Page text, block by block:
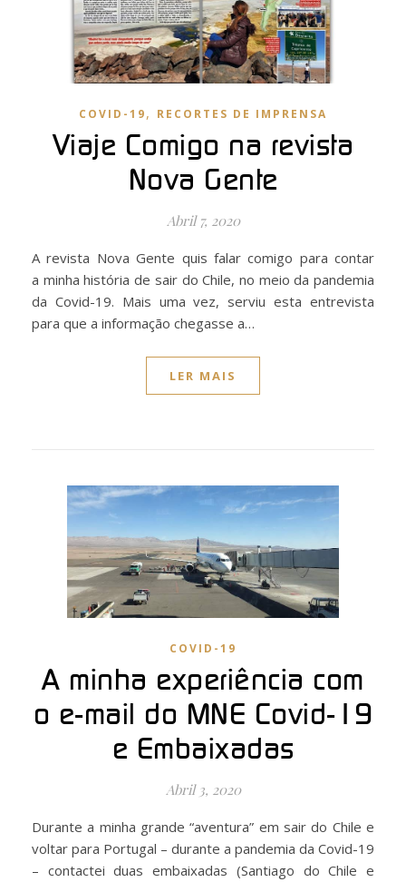
COVID-19, RECORTES DE IMPRENSA
Viaje Comigo na revista
Nova Gente
Abril 7, 2020
A revista Nova Gente quis falar comigo para contar
a minha história de sair do Chile, no meio da pandemia
da Covid-19. Mais uma vez, serviu esta entrevista
para que a informação chegasse a…
LER MAIS
COVID-19
A minha experiência com
o e-mail do MNE Covid-19
e Embaixadas
Abril 3, 2020
Durante a minha grande “aventura” em sair do Chile e
voltar para Portugal – durante a pandemia da Covid-19
– contactei duas embaixadas (Santiago do Chile e